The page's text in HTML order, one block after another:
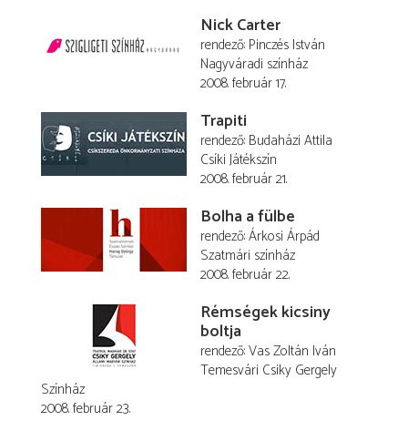
Nick Carter
rendező Pinczés István
Nagyváradi színház
2008. február 17.
Trapiti
rendező Budaházi Attila
Csíki Játékszín
2008. február 21.
Bolha a fülbe
rendező Árkosi Árpád
Szatmári színház
2008. február 22.
Rémségek kicsiny
boltja
rendező Vas Zoltán Iván
Temesvári Csiky Gergely
Színház
2008. február 23.